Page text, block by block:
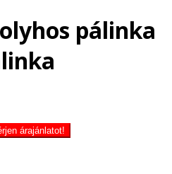
pálinka
árajánlatot!